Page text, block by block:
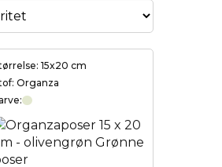
15x20 cm
Organza